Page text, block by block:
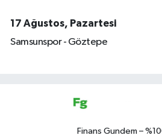
17 Ağustos, Pazartesi
Samsunspor - Göztepe
Finans Gundem –